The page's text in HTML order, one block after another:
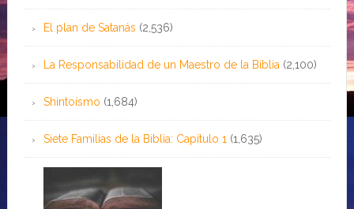
El plan de Satanás (2,536)
La Responsabilidad de un Maestro de la Biblia (2,100)
Shintoísmo (1,684)
Siete Familias de la Biblia: Capítulo 1 (1,635)